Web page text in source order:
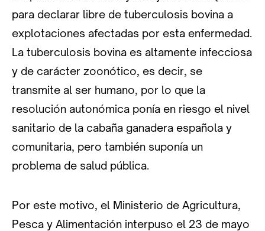
para declarar libre de tuberculosis bovina a
explotaciones afectadas por esta enfermedad.
La tuberculosis bovina es altamente infecciosa
y de carácter zoonótico, es decir, se
transmite al ser humano, por lo que la
resolución autonómica ponía en riesgo el nivel
sanitario de la cabaña ganadera española y
comunitaria, pero también suponía un
problema de salud pública.
Por este motivo, el Ministerio de Agricultura,
Pesca y Alimentación interpuso el 23 de mayo